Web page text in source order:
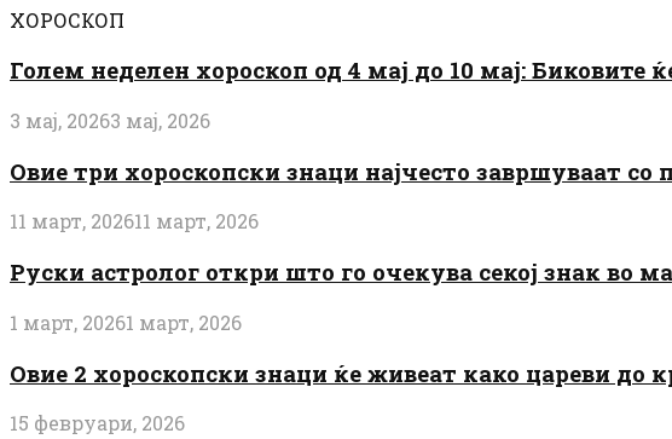
ХОРОСКОП
Голем неделен хороскоп од 4 мај до 10 мај:
3 мај, 20263 мај, 2026
Овие три хороскопски знаци најчесто завршуваат со
11 март, 202611 март, 2026
Руски астролог откри што го очекува секој знак во
1 март, 20261 март, 2026
Овие 2 хороскопски знаци ќе живеат како цареви до
15 февруари, 2026